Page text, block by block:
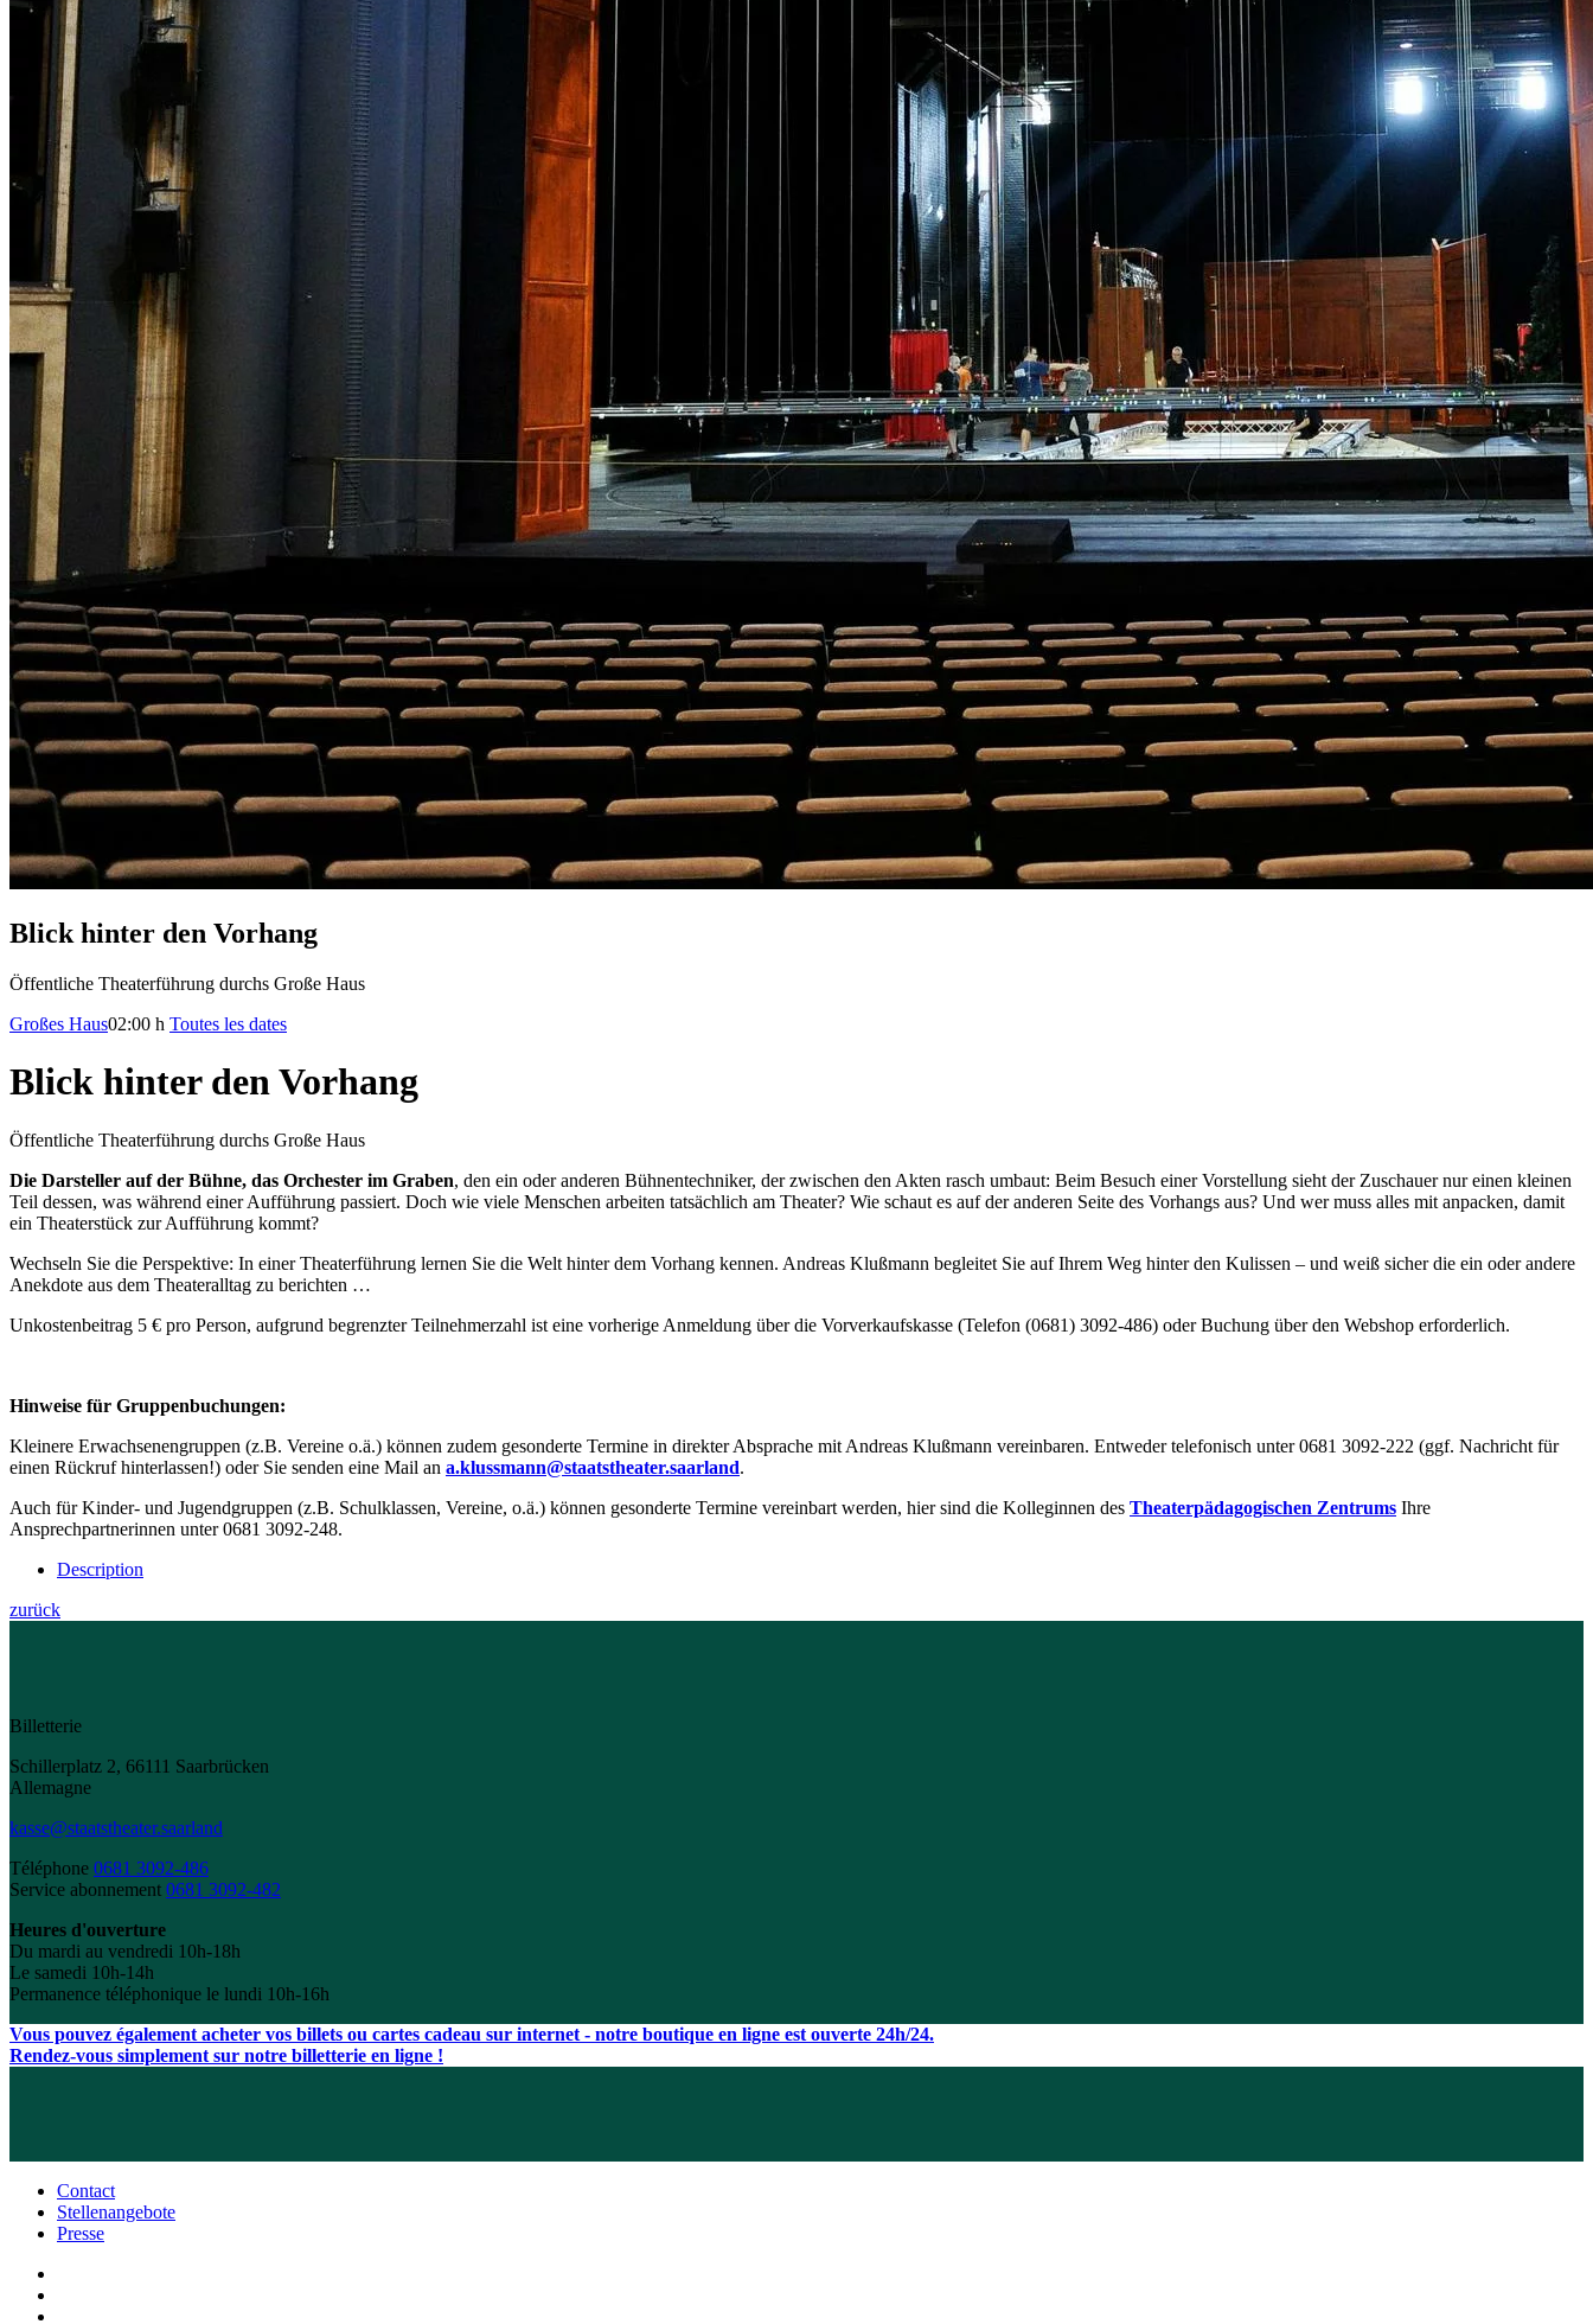
Blick hinter den Vorhang
Öffentliche Theaterführung durchs Große Haus
Großes Haus02:00 h Toutes les dates
Blick hinter den Vorhang
Öffentliche Theaterführung durchs Große Haus
Die Darsteller auf der Bühne, das Orchester im Graben, den ein oder anderen Bühnentechniker, der zwischen den Akten rasch umbaut: Beim Besuch einer Vorstellung sieht der Zuschauer nur einen kleinen
Teil dessen, was während einer Aufführung passiert. Doch wie viele Menschen arbeiten tatsächlich am Theater? Wie schaut es auf der anderen Seite des Vorhangs aus? Und wer muss alles mit anpacken, damit
ein Theaterstück zur Aufführung kommt?
Wechseln Sie die Perspektive: In einer Theaterführung lernen Sie die Welt hinter dem Vorhang kennen. Andreas Klußmann begleitet Sie auf Ihrem Weg hinter den Kulissen – und weiß sicher die ein oder andere
Anekdote aus dem Theateralltag zu berichten …
Unkostenbeitrag 5 € pro Person, aufgrund begrenzter Teilnehmerzahl ist eine vorherige Anmeldung über die Vorverkaufskasse (Telefon (0681) 3092-486) oder Buchung über den Webshop erforderlich.
Hinweise für Gruppenbuchungen:
Kleinere Erwachsenengruppen (z.B. Vereine o.ä.) können zudem gesonderte Termine in direkter Absprache mit Andreas Klußmann vereinbaren. Entweder telefonisch unter 0681 3092-222 (ggf. Nachricht für
einen Rückruf hinterlassen!) oder Sie senden eine Mail an a.klussmann@staatstheater.saarland.
Auch für Kinder- und Jugendgruppen (z.B. Schulklassen, Vereine, o.ä.) können gesonderte Termine vereinbart werden, hier sind die Kolleginnen des Theaterpädagogischen Zentrums Ihre
Ansprechpartnerinnen unter 0681 3092-248.
Description
zurück
Billetterie
Schillerplatz 2, 66111 Saarbrücken
Allemagne
kasse@staatstheater.saarland
Téléphone 0681 3092-486
Service abonnement 0681 3092-482
Heures d'ouverture
Du mardi au vendredi 10h-18h
Le samedi 10h-14h
Permanence téléphonique le lundi 10h-16h
Vous pouvez également acheter vos billets ou cartes cadeau sur internet - notre boutique en ligne est ouverte 24h/24.
Rendez-vous simplement sur notre billetterie en ligne !
Contact
Stellenangebote
Presse